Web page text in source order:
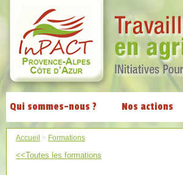
Qui sommes-nous ? Nos actions
Accueil > Formations
<<Toutes les formations